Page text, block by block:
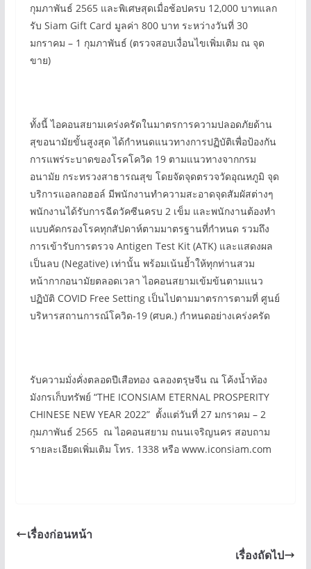
กุมภาพันธ์ 2565 และพิเศษสุดเมื่อช้อปครบ 12,000 บาทแลก
รับ Siam Gift Card มูลค่า 800 บาท ระหว่างวันที่ 30
มกราคม – 1 กุมภาพันธ์ (ตรวจสอบเงื่อนไขเพิ่มเติม ณ จุด
ขาย)
ทั้งนี้ ไอคอนสยามเคร่งครัดในมาตรการความปลอดภัยด้าน
สุขอนามัยขั้นสูงสุด ได้กำหนดแนวทางการปฏิบัติเพื่อป้องกัน
การแพร่ระบาดของโรคโควิด 19 ตามแนวทางจากกรม
อนามัย กระทรวงสาธารณสุข โดยจัดจุดตรวจวัดอุณหภูมิ จุด
บริการแอลกอฮอล์ มีพนักงานทำความสะอาดจุดสัมผัสต่างๆ
พนักงานได้รับการฉีดวัคซีนครบ 2 เข็ม และพนักงานต้องทำ
แบบคัดกรองโรคทุกสัปดาห์ตามมาตรฐานที่กำหนด รวมถึง
การเข้ารับการตรวจ Antigen Test Kit (ATK) และแสดงผล
เป็นลบ (Negative) เท่านั้น พร้อมเน้นย้ำให้ทุกท่านสวม
หน้ากากอนามัยตลอดเวลา ไอคอนสยามเข้มข้นตามแนว
ปฏิบัติ COVID Free Setting เป็นไปตามมาตรการตามที่ ศูนย์
บริหารสถานการณ์โควิด-19 (ศบค.) กำหนดอย่างเคร่งครัด
รับความมั่งคั่งตลอดปีเสือทอง ฉลองตรุษจีน ณ โค้งน้ำท้อง
มังกรเก็บทรัพย์ “THE ICONSIAM ETERNAL PROSPERITY
CHINESE NEW YEAR 2022” ตั้งแต่วันที่ 27 มกราคม – 2
กุมภาพันธ์ 2565 ณ ไอคอนสยาม ถนนเจริญนคร สอบถาม
รายละเอียดเพิ่มเติม โทร. 1338 หรือ www.iconsiam.com
เรื่องก่อนหน้า
เรื่องถัดไป